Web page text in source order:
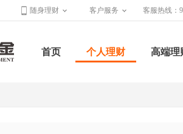
随身理财 客户服务 客服热线：
首页 个人理财 高端理